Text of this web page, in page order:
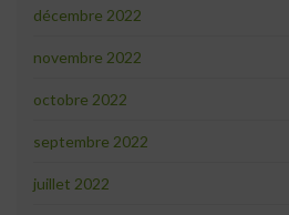
décembre 2022
novembre 2022
octobre 2022
septembre 2022
juillet 2022